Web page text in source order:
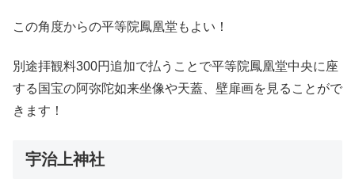
この角度からの平等院鳳凰堂もよい！
別途拝観料300円追加で払うことで平等院鳳凰堂中央に座
する国宝の阿弥陀如来坐像や天蓋、壁扉画を見ることがで
きます！
宇治上神社